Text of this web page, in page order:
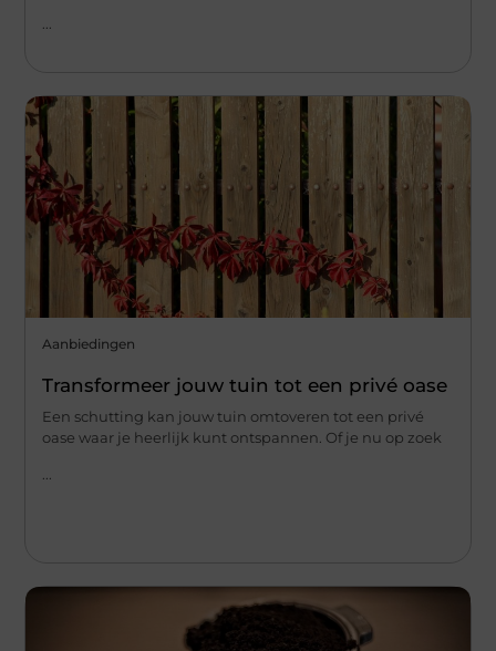
Aanbiedingen
Transformeer jouw tuin tot een privé oase
Een schutting kan jouw tuin omtoveren tot een privé
oase waar je heerlijk kunt ontspannen. Of je nu op zoek